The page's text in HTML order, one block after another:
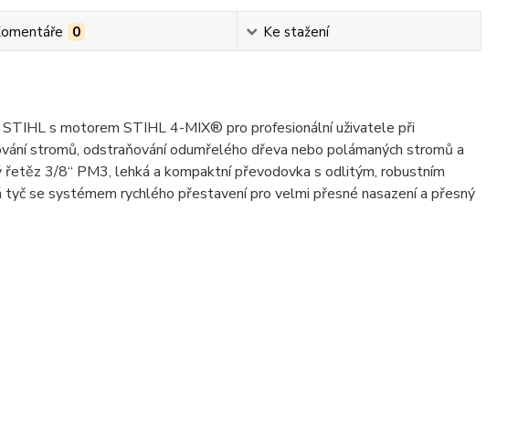
0 Ke stažení
s motorem STIHL 4-MIX® pro profesionální uživatele při
stromů, odstraňování odumřelého dřeva nebo polámaných stromů a
3/8“ PM3, lehká a kompaktní převodovka s odlitým, robustním
se systémem rychlého přestavení pro velmi přesné nasazení a přesný